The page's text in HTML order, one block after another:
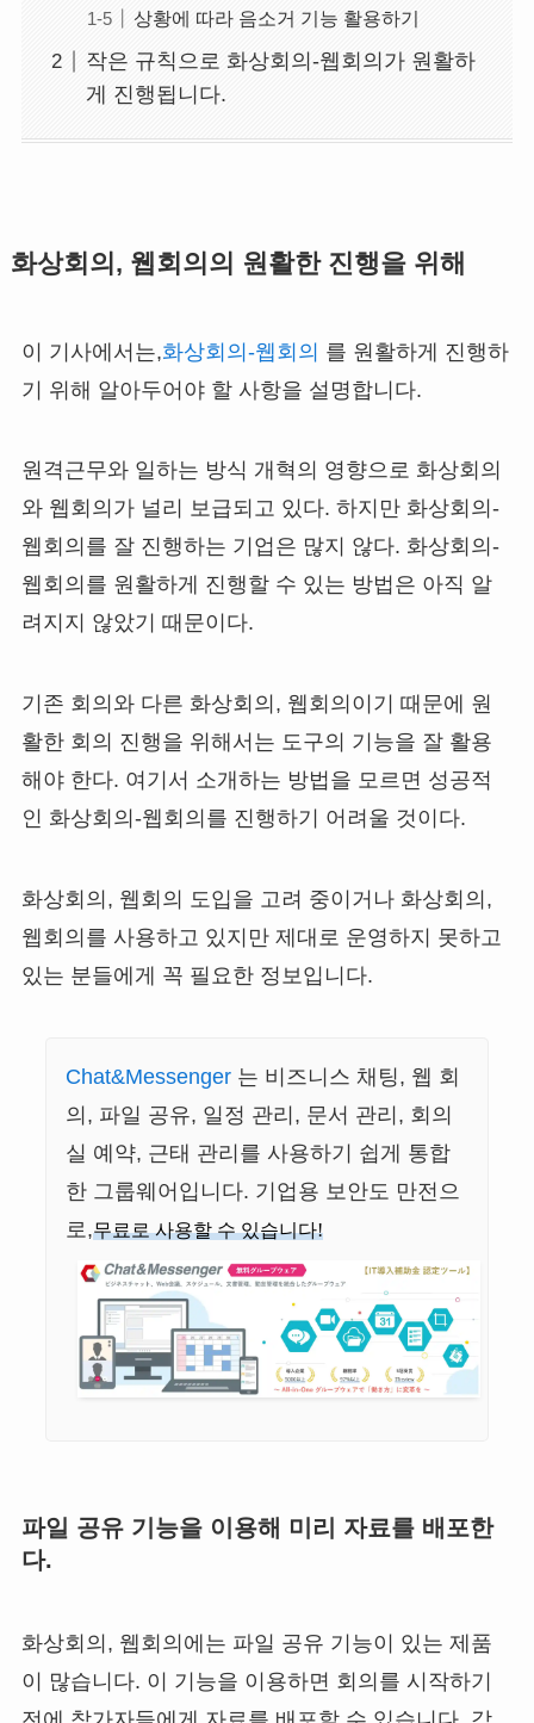
상황에 따라 음소거 기능 활용하기
작은 규칙으로 화상회의-웹회의가 원활하
게 진행됩니다.
화상회의, 웹회의의 원활한 진행을 위해
이 기사에서는,화상회의-웹회의 를 원활하게 진행하
기 위해 알아두어야 할 사항을 설명합니다.
원격근무와 일하는 방식 개혁의 영향으로 화상회의
와 웹회의가 널리 보급되고 있다. 하지만 화상회의-
웹회의를 잘 진행하는 기업은 많지 않다. 화상회의-
웹회의를 원활하게 진행할 수 있는 방법은 아직 알
려지지 않았기 때문이다.
기존 회의와 다른 화상회의, 웹회의이기 때문에 원
활한 회의 진행을 위해서는 도구의 기능을 잘 활용
해야 한다. 여기서 소개하는 방법을 모르면 성공적
인 화상회의-웹회의를 진행하기 어려울 것이다.
화상회의, 웹회의 도입을 고려 중이거나 화상회의,
웹회의를 사용하고 있지만 제대로 운영하지 못하고
있는 분들에게 꼭 필요한 정보입니다.
Chat&Messenger 는 비즈니스 채팅, 웹 회
의, 파일 공유, 일정 관리, 문서 관리, 회의
실 예약, 근태 관리를 사용하기 쉽게 통합
한 그룹웨어입니다. 기업용 보안도 만전으
로,무료로 사용할 수 있습니다!
파일 공유 기능을 이용해 미리 자료를 배포한
다.
화상회의, 웹회의에는 파일 공유 기능이 있는 제품
이 많습니다. 이 기능을 이용하면 회의를 시작하기